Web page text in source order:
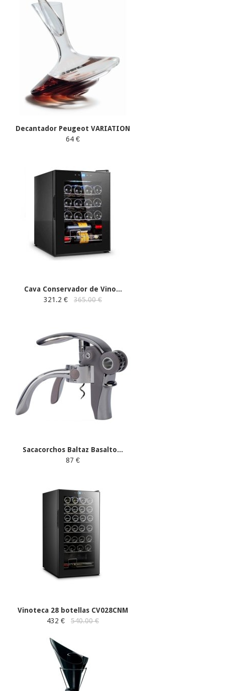
Decantador Peugeot VARIATION
64 €
Cava Conservador de Vino...
321.2 €
365.00 €
Sacacorchos Baltaz Basalto...
87 €
Vinoteca 28 botellas CV028CNM
432 €
540.00 €